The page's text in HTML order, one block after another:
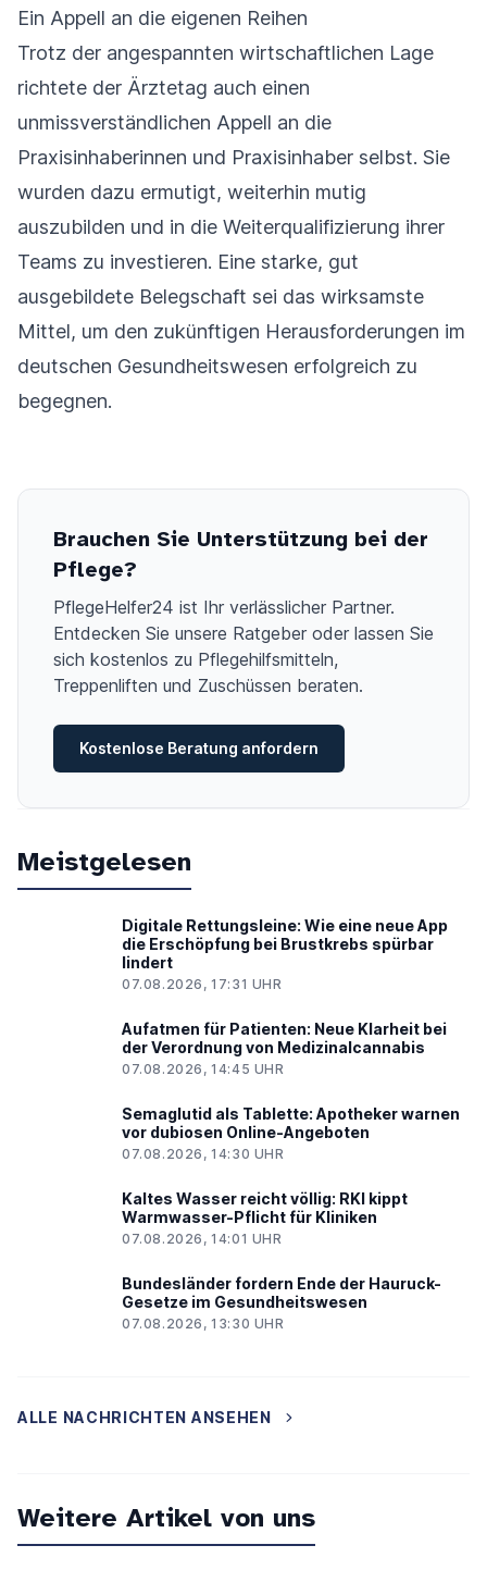
Ein Appell an die eigenen Reihen
Trotz der angespannten wirtschaftlichen Lage
richtete der Ärztetag auch einen
unmissverständlichen Appell an die
Praxisinhaberinnen und Praxisinhaber selbst. Sie
wurden dazu ermutigt, weiterhin mutig
auszubilden und in die Weiterqualifizierung ihrer
Teams zu investieren. Eine starke, gut
ausgebildete Belegschaft sei das wirksamste
Mittel, um den zukünftigen Herausforderungen im
deutschen Gesundheitswesen erfolgreich zu
begegnen.
Brauchen Sie Unterstützung bei der
Pflege?
PflegeHelfer24 ist Ihr verlässlicher Partner.
Entdecken Sie unsere Ratgeber oder lassen Sie
sich kostenlos zu Pflegehilfsmitteln,
Treppenliften und Zuschüssen beraten.
Kostenlose Beratung anfordern
Meistgelesen
Digitale Rettungsleine: Wie eine neue App
die Erschöpfung bei Brustkrebs spürbar
lindert
07.08.2026, 17:31 UHR
Aufatmen für Patienten: Neue Klarheit bei
der Verordnung von Medizinalcannabis
07.08.2026, 14:45 UHR
Semaglutid als Tablette: Apotheker warnen
vor dubiosen Online-Angeboten
07.08.2026, 14:30 UHR
Kaltes Wasser reicht völlig: RKI kippt
Warmwasser-Pflicht für Kliniken
07.08.2026, 14:01 UHR
Bundesländer fordern Ende der Hauruck-
Gesetze im Gesundheitswesen
07.08.2026, 13:30 UHR
ALLE NACHRICHTEN ANSEHEN
Weitere Artikel von uns